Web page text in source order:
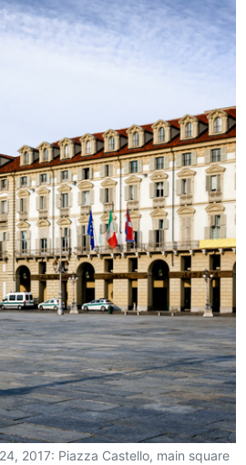
2017: Piazza Castello, main square